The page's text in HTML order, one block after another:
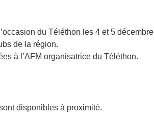
du Téléthon les 4 et 5 décembre
de la région.
à l’AFM organisatrice du Téléthon.
disponibles à proximité.